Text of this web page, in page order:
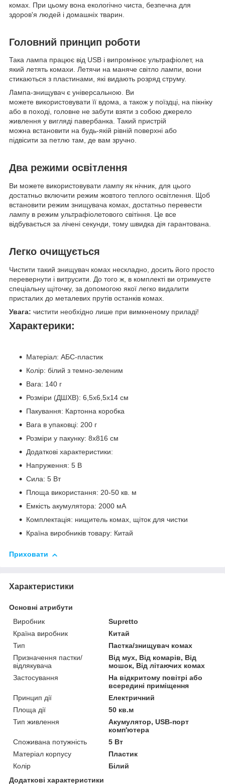
комах. При цьому вона екологічно чиста, безпечна для
здоров'я людей і домашніх тварин.
Головний принцип роботи
Така лампа працює від USB і випромінює ультрафіолет, на
який летять комахи. Летячи на маняче світло лампи, вони
стикаються з пластинами, які видають розряд струму.
Лампа-знищувач є універсальною. Ви
можете використовувати її вдома, а також у поїздці, на пікніку
або в поході, головне не забути взяти з собою джерело
живлення у вигляді павербанка. Такий пристрій
можна встановити на будь-якій рівній поверхні або
підвісити за петлю там, де вам зручно.
Два режими освітлення
Ви можете використовувати лампу як нічник, для цього
достатньо включити режим жовтого теплого освітлення. Щоб
встановити режим знищувача комах, достатньо перевести
лампу в режим ультрафіолетового світіння. Це все
відбувається за лічені секунди, тому швидка дія гарантована.
Легко очищується
Чистити такий знищувач комах нескладно, досить його просто
перевернути і витрусити. До того ж, в комплекті ви отримуєте
спеціальну щіточку, за допомогою якої легко видалити
присталих до металевих прутів останків комах.
Увага: чистити необхідно лише при вимкненому приладі!
Характерики:
Матеріал: АБС-пластик
Колір: білий з темно-зеленим
Вага: 140 г
Розміри (ДШХВ): 6,5х6,5х14 см
Пакування: Картонна коробка
Вага в упаковці: 200 г
Розміри у пакунку: 8x816 см
Додаткові характеристики:
Напруження: 5 В
Сила: 5 Вт
Площа використання: 20-50 кв. м
Емкість акумулятора: 2000 мА
Комплектація: нищитель комах, щіток для чистки
Країна виробників товару: Китай
Приховати
Характеристики
Основні атрибути
Виробник
Supretto
Країна виробник
Китай
Тип
Пастка/знищувач комах
Призначення пастки/
відлякувача
Від мух, Від комарів, Від
мошок, Від літаючих комах
Застосування
На відкритому повітрі або
всередині приміщення
Принцип дії
Електричний
Площа дії
50 кв.м
Тип живлення
Акумулятор, USB-порт
комп'ютера
Споживана потужність
5 Вт
Матеріал корпусу
Пластик
Колір
Білий
Додаткові характеристики